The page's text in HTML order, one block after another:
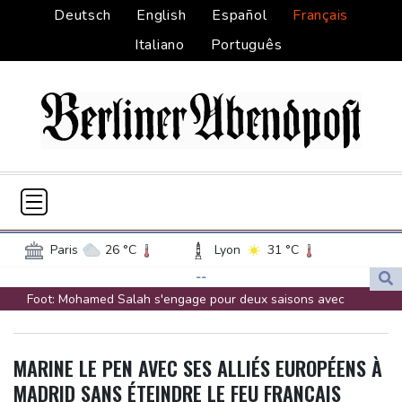
Deutsch English Español
Français
Italiano
Português
Paris 26 °C Lyon
31 °C
Bordeaux
27 °C Luxembourg
24 °C
Burkina Faso
34 °C Guinea
27 °C
--
Foot: Mohamed Salah s'engage pour deux saisons avec
accord
MARINE LE PEN AVEC SES ALLIÉS EUROPÉENS À
MADRID SANS ÉTEINDRE LE FEU FRANÇAIS